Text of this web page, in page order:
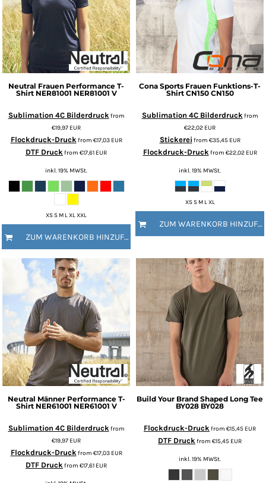
Neutral Frauen Performance T-
Shirt NER81001 NER81001 V
Sublimation 4C Bilderdruckfrom
€19,97 EUR
Flockdruck-Druckfrom €17,03 EUR
DTF Druckfrom €17,61 EUR
inkl. 19% MWSt.
XS S M L XL XXL
ZUM WARENKORB HINZUFÜGEN
Cona Sports Frauen Funktions-T-
Shirt CN150 CN150
Sublimation 4C Bilderdruckfrom
€22,02 EUR
Stickerei from €35,45 EUR
Flockdruck-Druckfrom €22,02 EUR
inkl. 19% MWSt.
XS S M L XL
ZUM WARENKORB HINZUFÜGEN
Neutral Männer Performance T-
Shirt NER61001 NER61001 V
Sublimation 4C Bilderdruckfrom
€19,97 EUR
Flockdruck-Druckfrom €17,03 EUR
DTF Druckfrom €17,61 EUR
Build Your Brand Shaped Long Tee
BY028 BY028
Flockdruck-Druckfrom €15,45 EUR
DTF Druckfrom €15,45 EUR
inkl. 19% MWSt.